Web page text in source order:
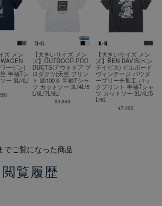
ズ メン
ーゲン)
半袖Tシ
ー 3L/4L/
【大きいサイズ メン
ズ】OUTDOOR PRO
DUCTS(アウトドア プ
ロダクツ)天竺 プリン
ト 綿100％ 半袖Tシャ
ツ カットソー 3L/4L/5
L/6L/7L/8L/
¥3,850
【大きいサイズ メン
ズ】BEN DAVIS(ベン
デイビス) ビルボード
ヴィンテージ パウダ
ーブリーチ加工 バッ
クプリント 半袖Tシャ
ツ カットソー 3L/4L/5
L/6L
¥7,480
でご覧になった商品
閲覧履歴